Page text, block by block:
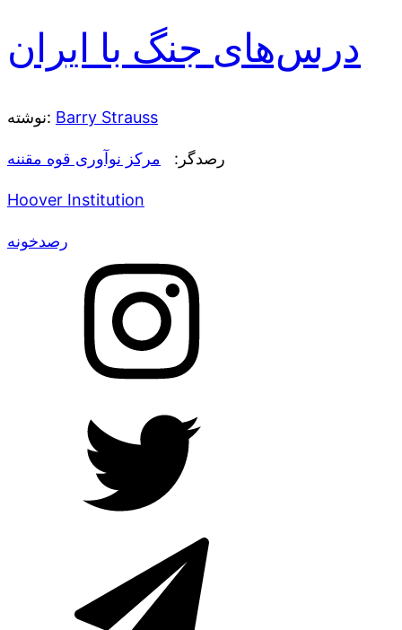
درس‌های جنگ با ایران
نوشته: Barry Strauss
رصدگر: مرکز نوآوری قوه مقننه
Hoover Institution
رصدخونه